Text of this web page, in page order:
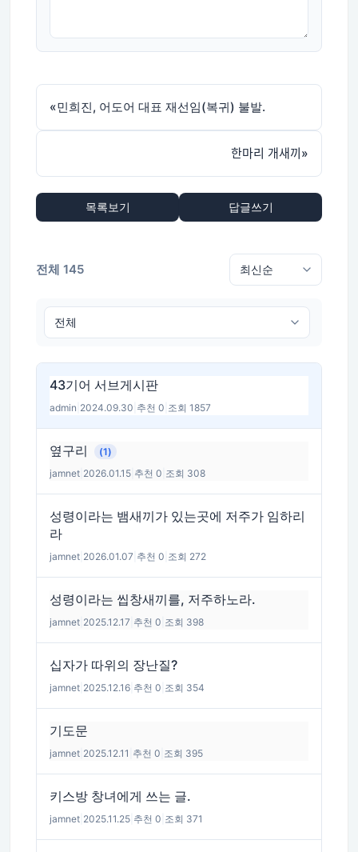
«민희진, 어도어 대표 재선임(복귀) 불발.
한마리 개새끼»
목록보기 답글쓰기
전체 145
43기어 서브게시판
admin 2024.09.30 추천 0 조회 1857
옆구리
(1)
jamnet 2026.01.15 추천 0 조회 308
성령이라는 뱀새끼가 있는곳에 저주가 임하리
라
jamnet 2026.01.07 추천 0 조회 272
성령이라는 씹창새끼를, 저주하노라.
jamnet 2025.12.17 추천 0 조회 398
십자가 따위의 장난질?
jamnet 2025.12.16 추천 0 조회 354
기도문
jamnet 2025.12.11 추천 0 조회 395
키스방 창녀에게 쓰는 글.
jamnet 2025.11.25 추천 0 조회 371